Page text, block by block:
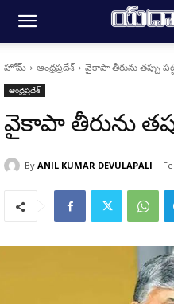
హోమ్ ఆంధ్రప్రదేశ్ వైకాపా తీరును తప్పు
ఆంధ్రప్రదేశ్
వైకాపా తీరును
By ANIL KUMAR DEVULAPALI